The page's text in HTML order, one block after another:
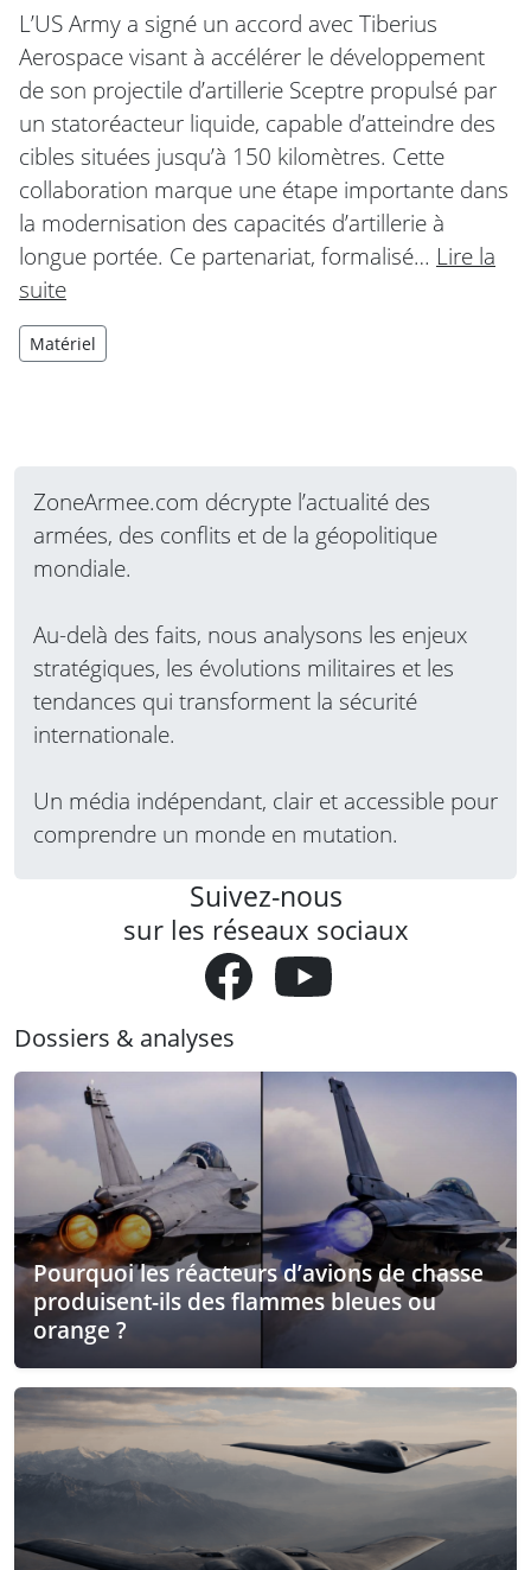
L’US Army a signé un accord avec Tiberius
Aerospace visant à accélérer le développement
de son projectile d’artillerie Sceptre propulsé par
un statoréacteur liquide, capable d’atteindre des
cibles situées jusqu’à 150 kilomètres. Cette
collaboration marque une étape importante dans
la modernisation des capacités d’artillerie à
longue portée. Ce partenariat, formalisé… Lire la
suite
Matériel
ZoneArmee.com décrypte l’actualité des
armées, des conflits et de la géopolitique
mondiale.
Au-delà des faits, nous analysons les enjeux
stratégiques, les évolutions militaires et les
tendances qui transforment la sécurité
internationale.
Un média indépendant, clair et accessible pour
comprendre un monde en mutation.
Suivez-nous
sur les réseaux sociaux
Dossiers & analyses
Pourquoi les réacteurs d’avions de chasse
produisent-ils des flammes bleues ou
orange ?